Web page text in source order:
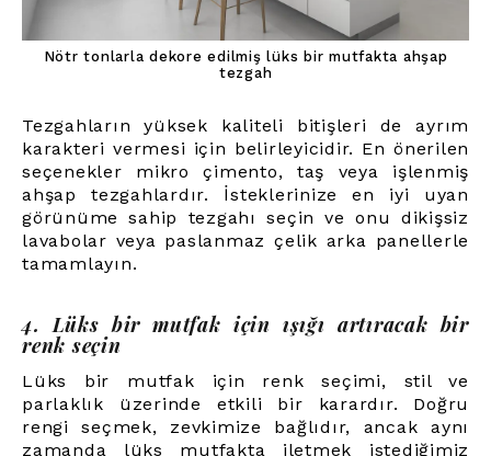
Nötr tonlarla dekore edilmiş lüks bir mutfakta ahşap
tezgah
Tezgahların yüksek kaliteli bitişleri de ayrım
karakteri vermesi için belirleyicidir. En önerilen
seçenekler mikro çimento, taş veya işlenmiş
ahşap tezgahlardır. İsteklerinize en iyi uyan
görünüme sahip tezgahı seçin ve onu dikişsiz
lavabolar veya paslanmaz çelik arka panellerle
tamamlayın.
4. Lüks bir mutfak için ışığı artıracak bir
renk seçin
Lüks bir mutfak için renk seçimi, stil ve
parlaklık üzerinde etkili bir karardır. Doğru
rengi seçmek, zevkimize bağlıdır, ancak aynı
zamanda lüks mutfakta iletmek istediğimiz